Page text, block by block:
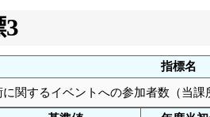
3
指標名
に関するイベントへの参加者数（当課